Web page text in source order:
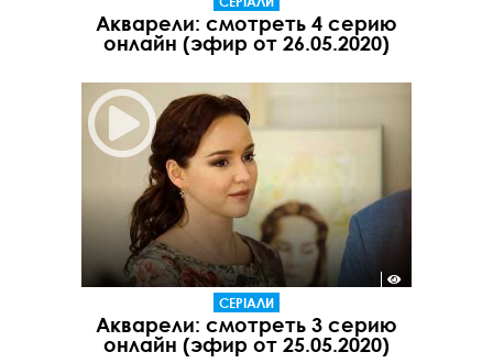
Акварели: смотреть 4 серию
онлайн (эфир от 26.05.2020)
СЕРІАЛИ
Акварели: смотреть 3 серию
онлайн (эфир от 25.05.2020)